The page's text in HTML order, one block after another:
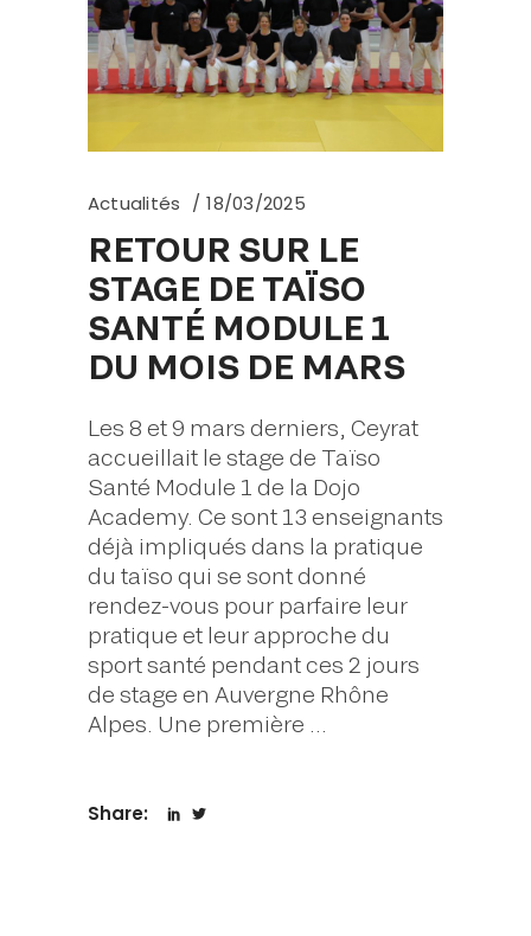
Actualités 18/03/2025
RETOUR SUR LE
STAGE DE TAÏSO
SANTÉ MODULE 1
DU MOIS DE MARS
Les 8 et 9 mars derniers, Ceyrat
accueillait le stage de Taïso
Santé Module 1 de la Dojo
Academy. Ce sont 13 enseignants
déjà impliqués dans la pratique
du taïso qui se sont donné
rendez-vous pour parfaire leur
pratique et leur approche du
sport santé pendant ces 2 jours
de stage en Auvergne Rhône
Alpes. Une première
Share: